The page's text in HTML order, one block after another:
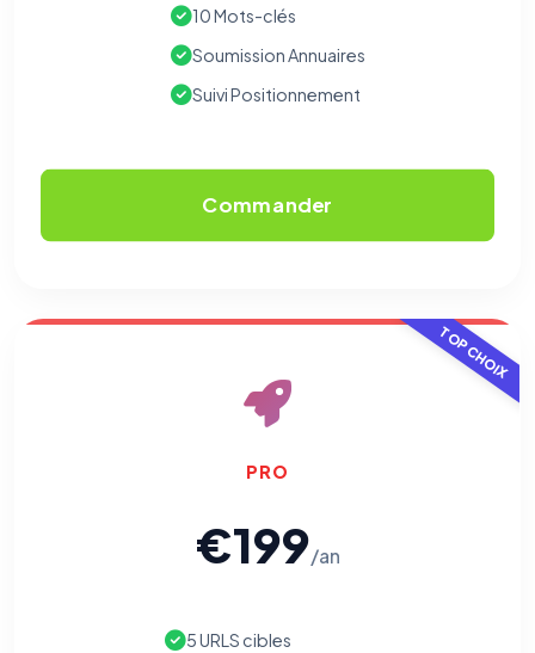
10 Mots-clés
Soumission Annuaires
Suivi Positionnement
Commander
TOP CHOIX
PRO
€199/an
5 URLS cibles